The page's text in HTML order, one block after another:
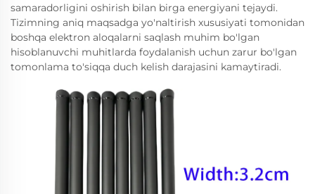
samaradorligini oshirish bilan birga energiyani tejaydi.
Tizimning aniq maqsadga yo'naltirish xususiyati tomonidan
boshqa elektron aloqalarni saqlash muhim bo'lgan
hisoblanuvchi muhitlarda foydalanish uchun zarur bo'lgan
tomonlama to'siqqa duch kelish darajasini kamaytiradi.